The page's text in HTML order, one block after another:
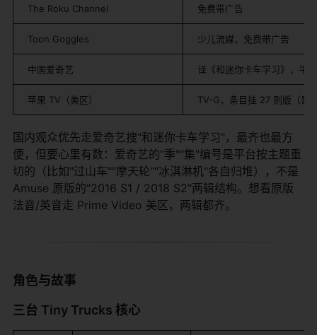
The Roku Channel 免费带广告
Toon Goggles 少儿流媒，免费带广告
中国爱奇艺 译《和迷你卡车学习》，平
苹果 TV（美区） TV-G，条目挂 27 则版（是
国内观众优先走爱奇艺搜"和迷你卡车学习"，最齐也最方
便，但要心里有数：爱奇艺的"季""集"编号是平台按主题重
切的（比如"过山车""摩天轮""冰淇淋机"各自归堆），不是
Amuse 原版的"2016 S1 / 2018 S2"两辑结构。想看原版
法音/英音走 Prime Video 美区，两辑都齐。
角色与故事
三台 Tiny Trucks 核心